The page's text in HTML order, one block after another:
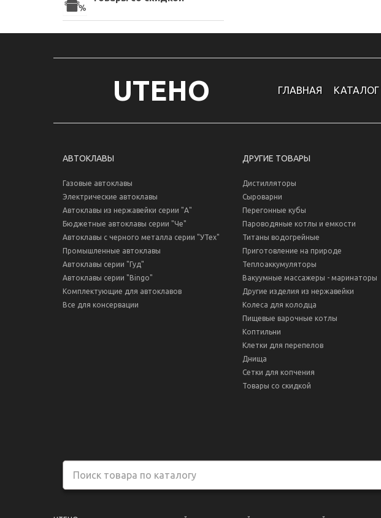
UTEHO ГЛАВНАЯ КАТАЛОГ
АВТОКЛАВЫ
Газовые автоклавы
Электрические автоклавы
Автоклавы из нержавейки серии "А"
Бюджетные автоклавы серии "Че"
Автоклавы с черного металла серии "УТех"
Промышленные автоклавы
Автоклавы серии "Гуд"
Автоклавы серии "Bingo"
Комплектующие для автоклавов
Все для консервации
ДРУГИЕ ТОВАРЫ
Дистилляторы
Сыроварни
Перегонные кубы
Пароводяные котлы и емкости
Титаны водогрейные
Приготовление на природе
Теплоаккумуляторы
Вакуумные массажеры - маринаторы
Другие изделия из нержавейки
Колеса для колодца
Пищевые варочные котлы
Коптильни
Клетки для перепелов
Днища
Сетки для копчения
Товары со скидкой